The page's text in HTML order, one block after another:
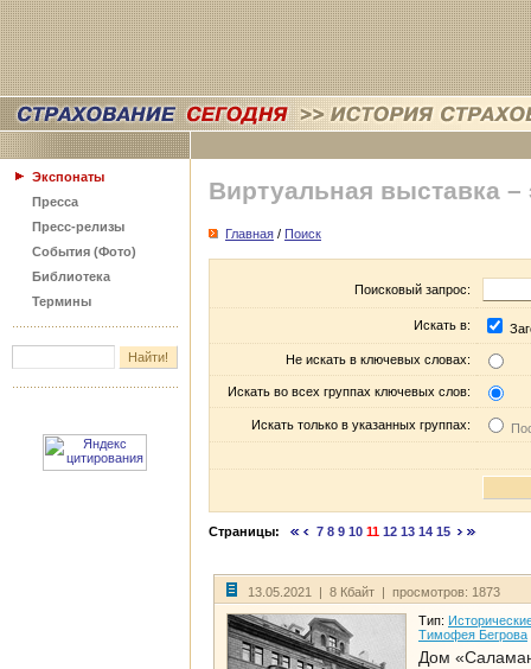
Экспонаты
Пресса
Пресс-релизы
События (Фото)
Библиотека
Термины
Виртуальная выставка –
Главная / Поиск
Поисковый запрос:
Искать в:
Не искать в ключевых словах:
Искать во всех группах ключевых слов:
Искать только в указанных группах:
Страницы: 7 8 9 10 11 12 13 14 15
13.05.2021 | 8 Кбайт | просмотров: 1873
Тип:
Тимофея Бегрова
Дом